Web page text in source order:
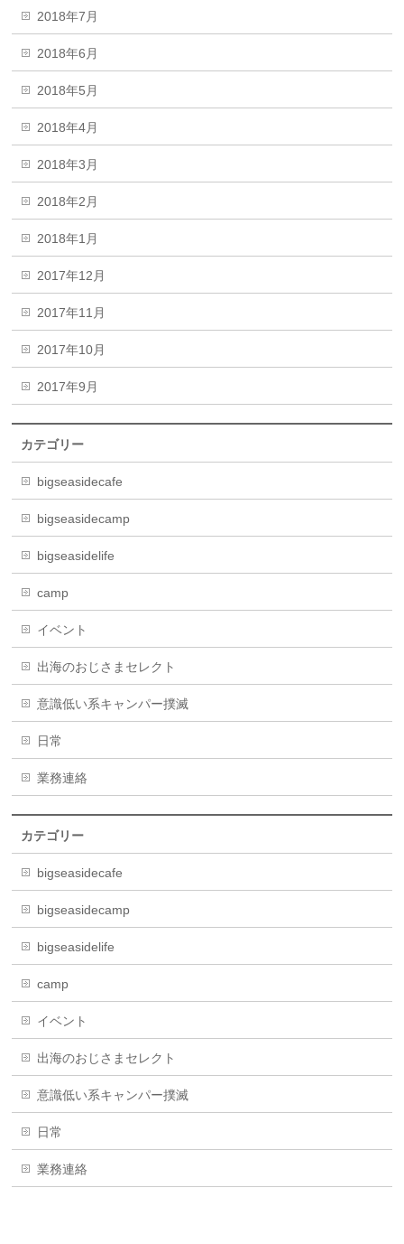
2018年7月
2018年6月
2018年5月
2018年4月
2018年3月
2018年2月
2018年1月
2017年12月
2017年11月
2017年10月
2017年9月
カテゴリー
bigseasidecafe
bigseasidecamp
bigseasidelife
camp
イベント
出海のおじさまセレクト
意識低い系キャンパー撲滅
日常
業務連絡
カテゴリー
bigseasidecafe
bigseasidecamp
bigseasidelife
camp
イベント
出海のおじさまセレクト
意識低い系キャンパー撲滅
日常
業務連絡